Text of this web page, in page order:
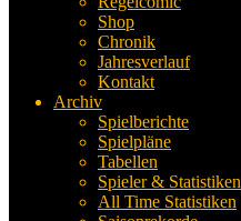
Shop
Chronik
Jahresverlauf
Kontakt
Archiv
Spielberichte
Spielpläne
Tabellen
Spieler & Statistiken
All Time Statistiken